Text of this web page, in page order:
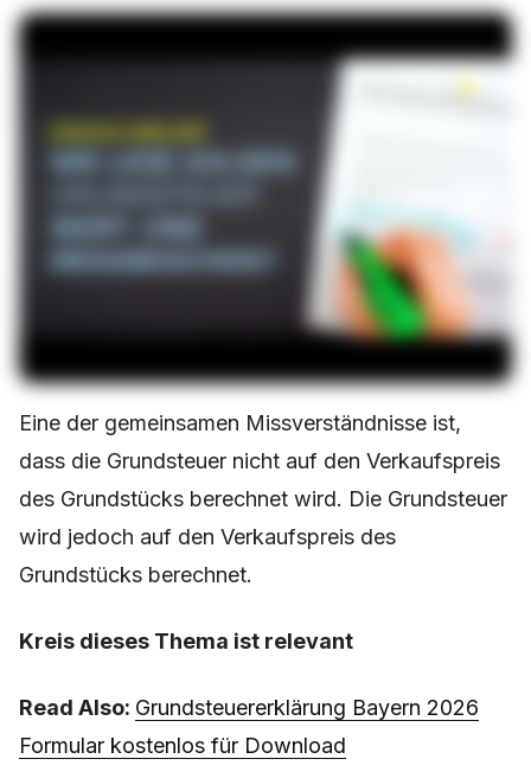
Eine der gemeinsamen Missverständnisse ist,
dass die Grundsteuer nicht auf den Verkaufspreis
des Grundstücks berechnet wird. Die Grundsteuer
wird jedoch auf den Verkaufspreis des
Grundstücks berechnet.
Kreis dieses Thema ist relevant
Read Also: Grundsteuererklärung Bayern 2026
Formular kostenlos für Download